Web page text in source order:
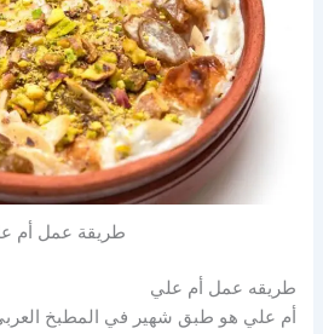
طريقة عمل أم
طريقه عمل أم علي
أم علي هو طبق شهير في المطبخ